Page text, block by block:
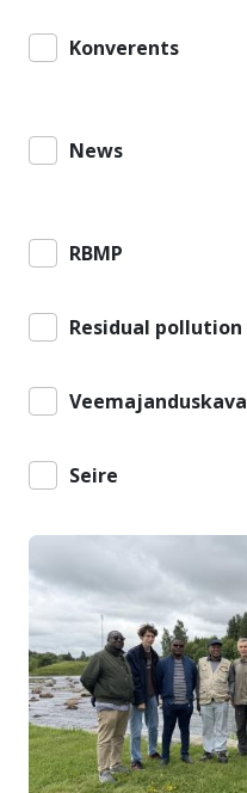
Konverents
News
RBMP
Residual pollution
Veemajanduskava
Seire